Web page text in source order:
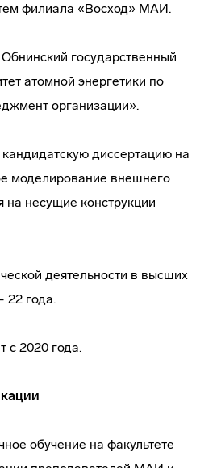
филиала «Восход» МАИ.
государственный
атомной энергетики по
организации».
диссертацию на
моделирование внешнего
на несущие конструкции
деятельности в высших
22 года.
2020 года.
обучение на факультете